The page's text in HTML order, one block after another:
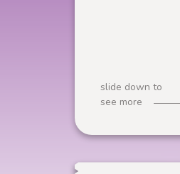
slide down to
see more